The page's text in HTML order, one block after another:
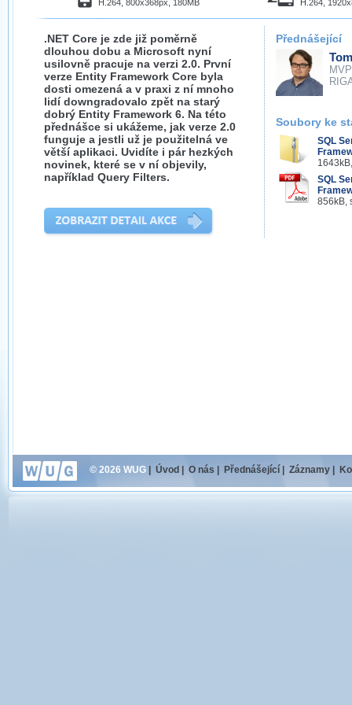
H.264, 800x368px, 180MB H.264,
.NET Core je zde již poměrně
dlouhou dobu a Microsoft nyní
usilovně pracuje na verzi 2.0. První
verze Entity Framework Core byla
dosti omezená a v praxi z ní mnoho
lidí downgradovalo zpět na starý
dobrý Entity Framework 6. Na této
přednášce si ukážeme, jak verze 2.0
funguje a jestli už je použitelná ve
větší aplikaci. Uvidíte i pár hezkých
novinek, které se v ní objevily,
například Query Filters.
Přednášející
MVP
Soubory ke
SQL
SQL
856kB,
© 2026 WUG Úvod O nás Přednášející Záznamy